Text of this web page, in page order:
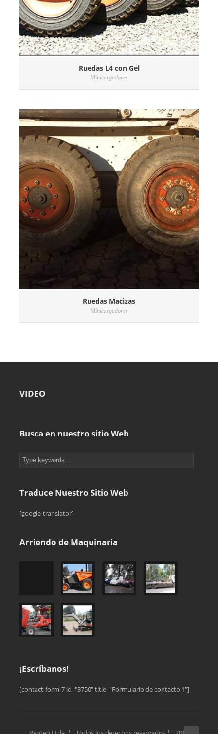
Ruedas L4 con Gel
Minicargadores
Ruedas Macizas
Minicargadores
VIDEO
Busca en nuestro sitio Web
Traduce Nuestro Sitio Web
[google-translator]
Arriendo de Maquinaria
¡Escríbanos!
[contact-form-7 id="3750" title="Formulario de contacto 1"]